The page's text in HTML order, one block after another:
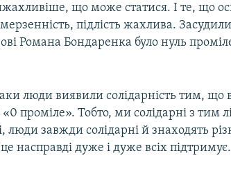
що може статися. І те, що
мерзенність, підлість жахлива.
Романа Бондаренка було нуль
люди виявили солідарність тим, що
проміле». Тобто, ми солідарні з тим
люди завжди солідарні й знаходять
насправді дуже і дуже всіх підтримує.